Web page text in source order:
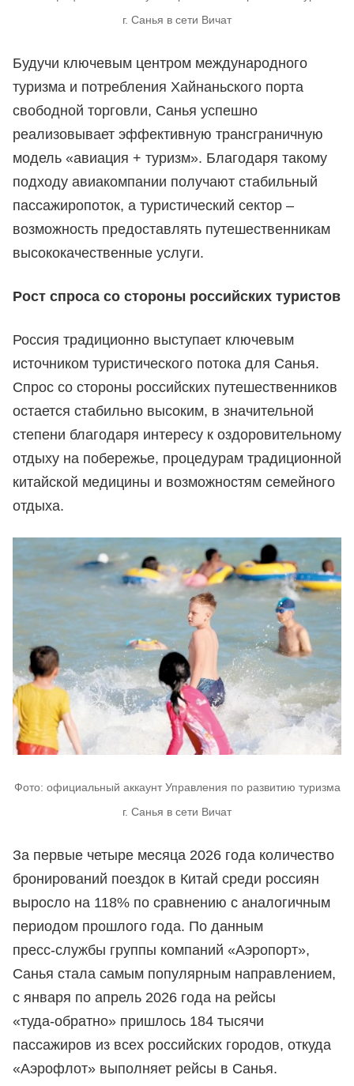
г. Санья в сети Вичат
Будучи ключевым центром международного
туризма и потребления Хайнаньского порта
свободной торговли, Санья успешно
реализовывает эффективную трансграничную
модель «авиация + туризм». Благодаря такому
подходу авиакомпании получают стабильный
пассажиропоток, а туристический сектор –
возможность предоставлять путешественникам
высококачественные услуги.
Рост спроса со стороны российских туристов
Россия традиционно выступает ключевым
источником туристического потока для Санья.
Спрос со стороны российских путешественников
остается стабильно высоким, в значительной
степени благодаря интересу к оздоровительному
отдыху на побережье, процедурам традиционной
китайской медицины и возможностям семейного
отдыха.
Фото: официальный аккаунт Управления по развитию туризма
г. Санья в сети Вичат
За первые четыре месяца 2026 года количество
бронирований поездок в Китай среди россиян
выросло на 118% по сравнению с аналогичным
периодом прошлого года. По данным
пресс‑службы группы компаний «Аэропорт»,
Санья стала самым популярным направлением,
с января по апрель 2026 года на рейсы
«туда‑обратно» пришлось 184 тысячи
пассажиров из всех российских городов, откуда
«Аэрофлот» выполняет рейсы в Санья.